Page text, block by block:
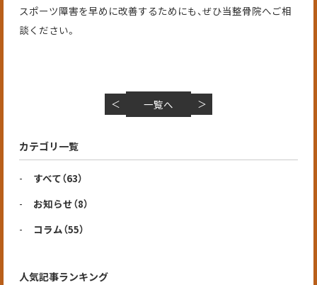
スポーツ障害を早めに改善するためにも、ぜひ当整骨院へご相
談ください。
＜ 一覧へ ＞
カテゴリ一覧
すべて（63）
お知らせ（8）
コラム（55）
人気記事ランキング